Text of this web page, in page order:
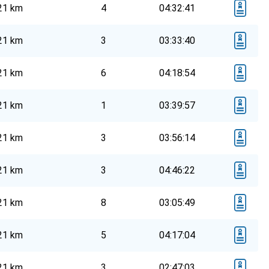
km 4 04:32:41
km 3 03:33:40
km 6 04:18:54
km 1 03:39:57
km 3 03:56:14
km 3 04:46:22
km 8 03:05:49
km 5 04:17:04